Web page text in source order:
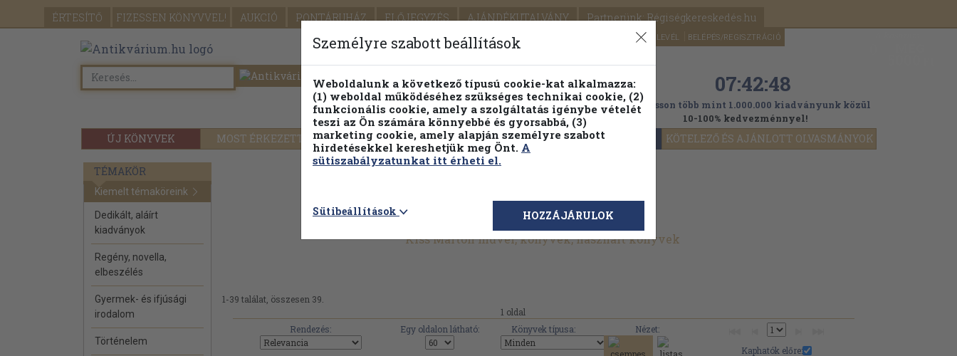
ÉRTESÍTŐ FIZESSEN KÖNYVVEL! AUKCIÓ PONTÁRUHÁZ ELŐJEGYZÉS AJÁNDÉKUTALVÁNY Partnerünk: Régiségkereskedés.hu
SEGÍTSÉG HÍRLEVÉL BELÉPÉS/REGISZTRÁCIÓ
ÚJ KÖNYVEK MOST ÉRKEZETT PILLANATNYI ÁRAINK FENNTARTHATÓ OLVASMÁNYOK KÖTELEZŐ ÉS AJÁNLOTT OLVASMÁNYOK
Részletes kereső Témaköri fa 07:42:46
Válogasson több mint 1.000.000 kiadványunk közül
10-100% kedvezménnyel!
TÉMAKÖR
Kiemelt témaköreink
Dedikált, aláírt
kiadványok
Regény, novella,
elbeszélés
Gyermek- és ifjúsági
irodalom
Történelem
Kiss Márton művei, könyvek, használt könyvek
1-39 találat, összesen 39.
1 oldal
Rendezés:
Egy oldalon látható: Könyvek típusa:
Nézet:
Kaphatók előre:
Személyre szabott beállítások
Weboldalunk a következő típusú cookie-kat alkalmazza:
(1) weboldal működéséhez szükséges technikai cookie, (2)
funkcionális cookie, amely a szolgáltatás igénybe vételét
teszi az Ön számára könnyebbé és gyorsabbá, (3)
marketing cookie, amely alapján személyre szabott
hirdetésekkel kereshetjük meg Önt. A
sütiszabályzatunkat itt érheti el.
Sütibeállítások HOZZÁJÁRULOK